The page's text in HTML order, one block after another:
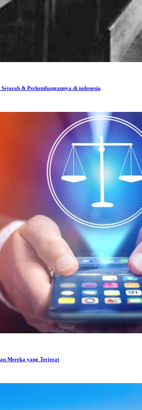
& Perkembangannya di indonesia
Mereka yang Terjerat